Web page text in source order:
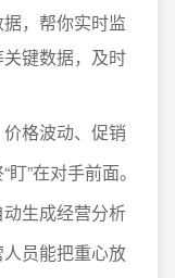
，帮你实时监
键数据，及时
格波动、促销
”在对手前面。
生成经营分析
员能把重心放